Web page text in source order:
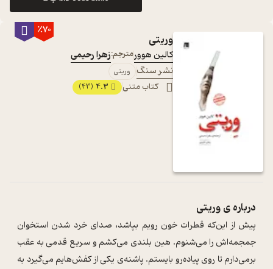
٪70
وریتی
کالین هوورمترجم:زهرا رحیمی
نشر سنگ
وریتی
کتاب متنی 4.3
(43)
درباره یوریتی
پیش از این‌که قطرات خون رویم بپاشد، صدای خرد شدن استخوان
جمجمه‌اش را می‌شنوم. هین بلندی می‌‌کشم و سریع قدمی به عقب
برمی‌دارم تا روی پیاده‌رو بایستم. پاشنه‌ی یکی از کفش‌هایم می‌گیرد به